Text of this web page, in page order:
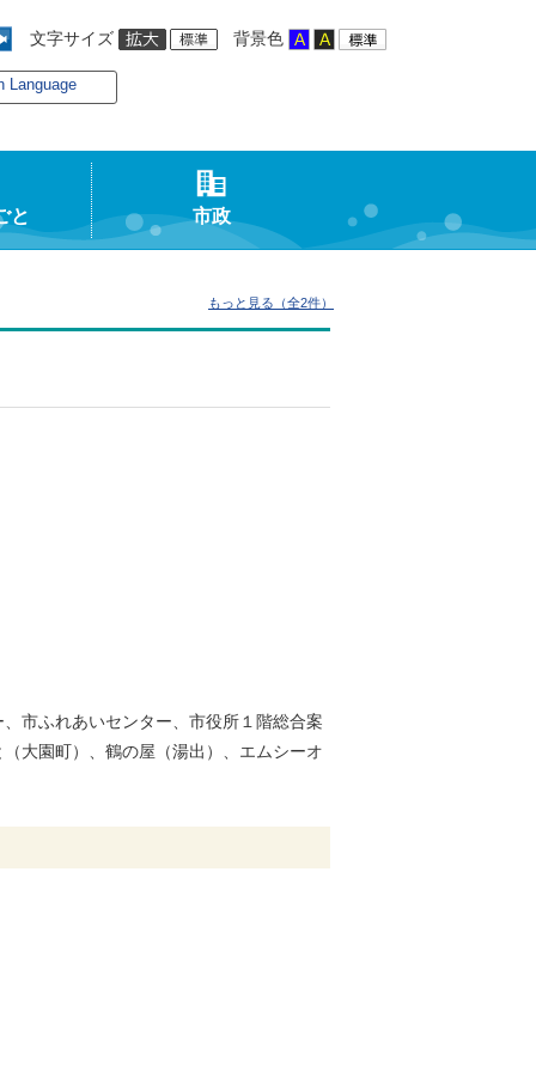
文字サイズ 背景色
Language
と 市政
もっと見る（全2件）
市ふれあいセンター、市役所１階総合案
大園町）、鶴の屋（湯出）、エムシーオ